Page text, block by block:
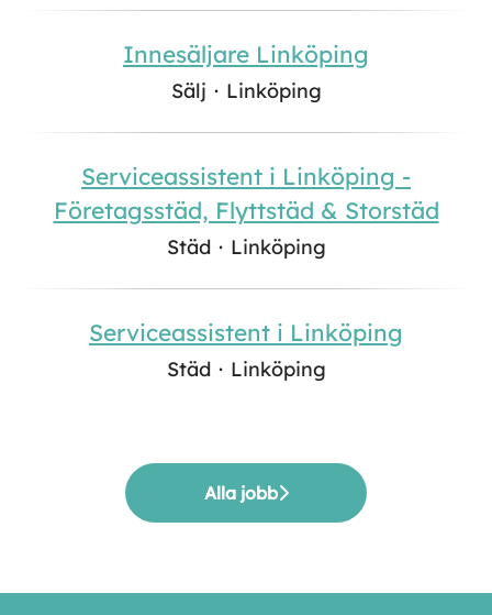
Innesäljare Linköping
Sälj · Linköping
Serviceassistent i Linköping -
Företagsstäd, Flyttstäd & Storstäd
Städ · Linköping
Serviceassistent i Linköping
Städ · Linköping
Alla jobb